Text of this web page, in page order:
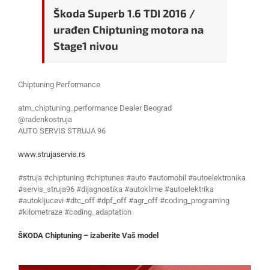
Škoda Superb 1.6 TDI 2016 /
urađen Chiptuning motora na
Stage1 nivou
Chiptuning Performance
atm_chiptuning_performance Dealer Beograd
@radenkostruja
AUTO SERVIS STRUJA 96
www.strujaservis.rs
#struja #chiptuning #chiptunes #auto #automobil #autoelektronika
#servis_struja96 #dijagnostika #autoklime #autoelektrika
#autokljucevi #dtc_off #dpf_off #agr_off #coding_programing
#kilometraze #coding_adaptation
ŠKODA Chiptuning – izaberite Vaš model